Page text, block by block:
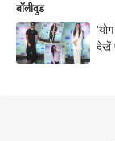
बॉलीवुड
देखें